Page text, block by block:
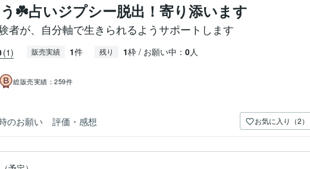
☘️占いジプシー脱出！寄り添います
者が、自分軸で生きられるようサポートします
(1) 販売実績 1件 残り 1枠 / お願い中： 0人
総販売実績：259件
のお願い 評価・感想 お気に入り（2）